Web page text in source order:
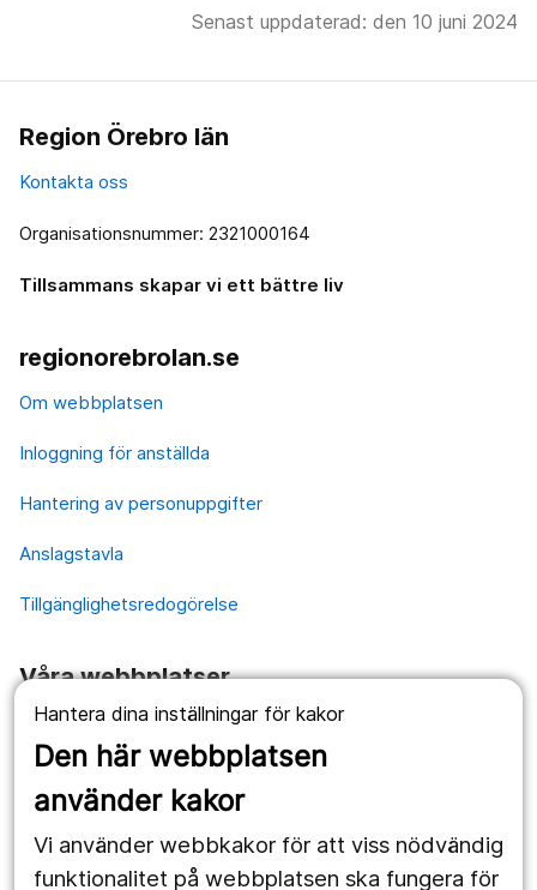
Hantera dina inställningar för kakor
Den här webbplatsen
använder kakor
Vi använder webbkakor för att viss nödvändig
funktionalitet på webbplatsen ska fungera för
Senast uppdaterad: den 10 juni 2024
Region Örebro län
Kontakta oss
Organisationsnummer: 2321000164
Tillsammans skapar vi ett bättre liv
regionorebrolan.se
Om webbplatsen
Inloggning för anställda
Hantering av personuppgifter
Anslagstavla
Tillgänglighetsredogörelse
Våra webbplatser
1177.se
Länstrafiken
Utveckling